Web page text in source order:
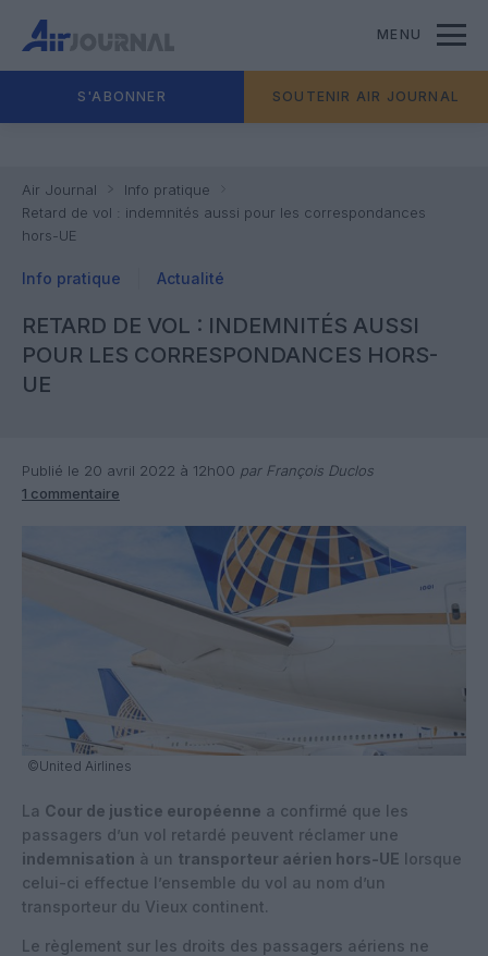
MENU
S'ABONNER SOUTENIR AIR JOURNAL
Air Journal
Info pratique
Retard de vol : indemnités aussi pour les correspondances
hors-UE
Info pratique Actualité
RETARD DE VOL : INDEMNITÉS AUSSI
POUR LES CORRESPONDANCES HORS-
UE
Publié le 20 avril 2022 à 12h00 par François Duclos
1 commentaire
©United Airlines
La Cour de justice européenne a confirmé que les
passagers d’un vol retardé peuvent réclamer une
indemnisation à un transporteur aérien hors-UE lorsque
celui-ci effectue l’ensemble du vol au nom d’un
transporteur du Vieux continent.
Le règlement sur les droits des passagers aériens ne